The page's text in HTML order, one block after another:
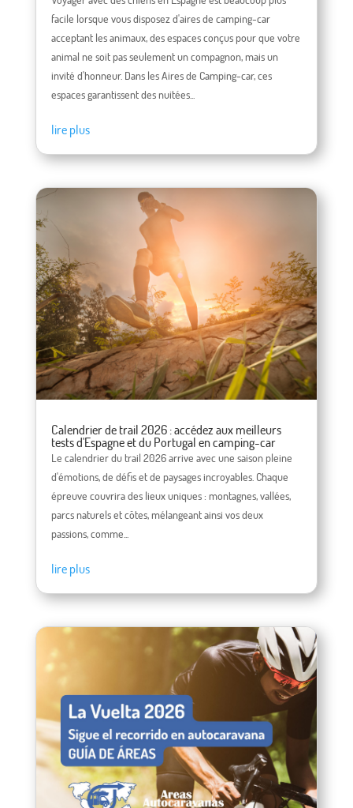
facile lorsque vous disposez d'aires de camping-car
acceptant les animaux, des espaces conçus pour que votre
animal ne soit pas seulement un compagnon, mais un
invité d'honneur. Dans les Aires de Camping-car, ces
espaces garantissent des nuitées...
lire plus
Calendrier de trail 2026 : accédez aux meilleurs
tests d'Espagne et du Portugal en camping-car
Le calendrier du trail 2026 arrive avec une saison pleine
d'émotions, de défis et de paysages incroyables. Chaque
épreuve couvrira des lieux uniques : montagnes, vallées,
parcs naturels et côtes, mélangeant ainsi vos deux
passions, comme...
lire plus